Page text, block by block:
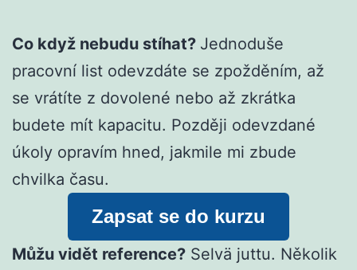
Co když nebudu stíhat? Jednoduše
pracovní list odevzdáte se zpožděním, až
se vrátíte z dovolené nebo až zkrátka
budete mít kapacitu. Později odevzdané
úkoly opravím hned, jakmile mi zbude
chvilka času.
Zapsat se do kurzu
Můžu vidět reference? Selvä juttu. Několik